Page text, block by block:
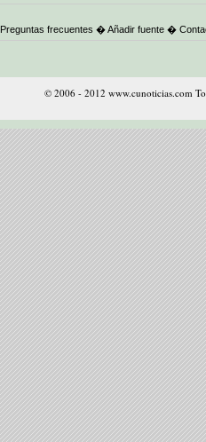
Preguntas frecuentes �Añadir fuente �
© 2006 - 2012 www.cunoticias.com